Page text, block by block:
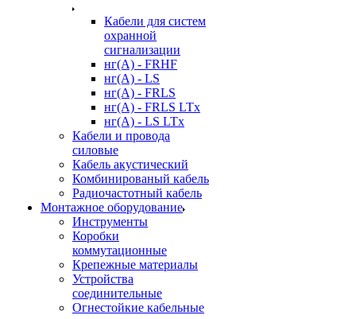
Кабели для систем
охранной
сигнализации
нг(A) - FRHF
нг(A) - LS
нг(А) - FRLS
нг(А) - FRLS LTx
нг(А) - LS LTx
Кабели и провода
силовые
Кабель акустический
Комбинированый кабель
Радиочастотный кабель
Монтажное оборудование
Инструменты
Коробки
коммутационные
Крепежные материалы
Устройства
соединительные
Огнестойкие кабельные